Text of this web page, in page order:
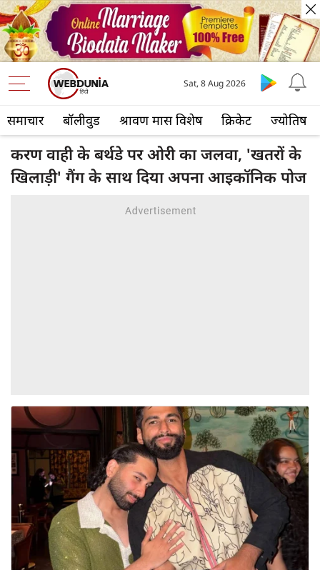
समाचार बॉलीवुड श्रावण मास विशेष क्रिकेट ज्योतिष
Sat, 8 Aug 2026
करण वाही के बर्थडे पर ओरी का जलवा, 'खतरों के
खिलाड़ी' गैंग के साथ दिया अपना आइकॉनिक पोज